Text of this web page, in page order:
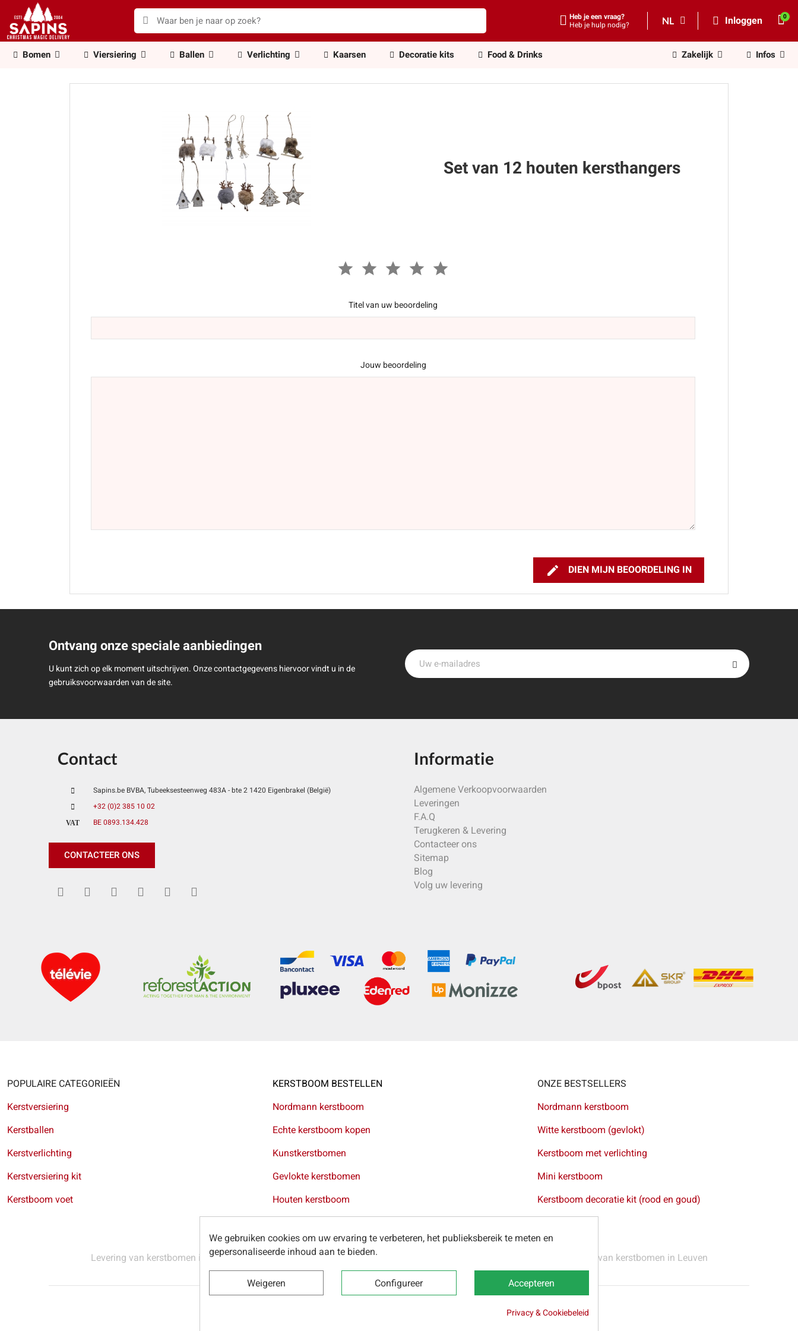
Heb je een vraag?
Heb je hulp nodig?
NL Inloggen
Bomen Viersiering Ballen Verlichting Kaarsen Decoratie kits Food & Drinks Zakelijk Infos
Set van 12 houten kersthangers
Titel van uw beoordeling
Jouw beoordeling
 DIEN MIJN BEOORDELING IN
Ontvang onze speciale aanbiedingen
U kunt zich op elk moment uitschrijven. Onze contactgegevens hiervoor vindt u in de
gebruiksvoorwaarden van de site.
Contact
Sapins.be BVBA, Tubeeksesteenweg 483A - bte 2 1420 Eigenbrakel (België)
+32 (0)2 385 10 02
VAT
BE 0893.134.428
CONTACTEER ONS
Informatie
Algemene Verkoopvoorwaarden
Leveringen
F.A.Q
Terugkeren & Levering
Contacteer ons
Sitemap
Blog
Volg uw levering
POPULAIRE CATEGORIEËN
Kerstversiering
Kerstballen
Kerstverlichting
Kerstversiering kit
Kerstboom voet
KERSTBOOM BESTELLEN
Nordmann kerstboom
Echte kerstboom kopen
Kunstkerstbomen
Gevlokte kerstbomen
Houten kerstboom
ONZE BESTSELLERS
Nordmann kerstboom
Witte kerstboom (gevlokt)
Kerstboom met verlichting
Mini kerstboom
Kerstboom decoratie kit (rood en goud)
Levering van kerstbomen in Brussel-Levering van kerstbomen in Antwerpen Levering van kerstbomen in Leuven
Onze webpartners
We gebruiken cookies om uw ervaring te verbeteren, het publieksbereik te meten en
gepersonaliseerde inhoud aan te bieden.
Weigeren Configureer Accepteren
Privacy & Cookiebeleid